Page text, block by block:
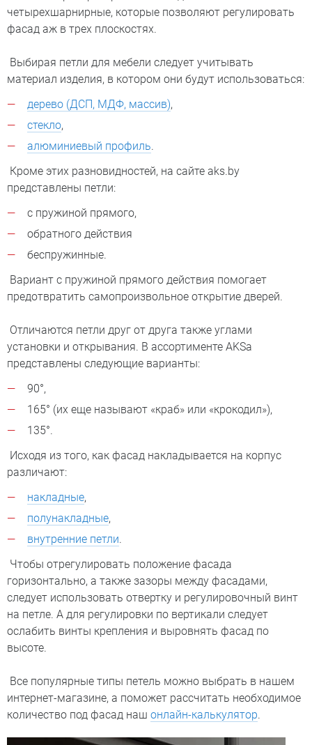
четырехшарнирные, которые позволяют регулировать
фасад аж в трех плоскостях.
Выбирая петли для мебели следует учитывать
материал изделия, в котором они будут использоваться:
дерево (ДСП, МДФ, массив),
стекло,
алюминиевый профиль.
Кроме этих разновидностей, на сайте aks.by
представлены петли:
с пружиной прямого,
обратного действия
беспружинные.
Вариант с пружиной прямого действия помогает
предотвратить самопроизвольное открытие дверей.
Отличаются петли друг от друга также углами
установки и открывания. В ассортименте AKSа
представлены следующие варианты:
90°,
165° (их еще называют «краб» или «крокодил»),
135°.
Исходя из того, как фасад накладывается на корпус
различают:
накладные,
полунакладные,
внутренние петли.
Чтобы отрегулировать положение фасада
горизонтально, а также зазоры между фасадами,
следует использовать отвертку и регулировочный винт
на петле. А для регулировки по вертикали следует
ослабить винты крепления и выровнять фасад по
высоте.
Все популярные типы петель можно выбрать в нашем
интернет-магазине, а поможет рассчитать необходимое
количество под фасад наш онлайн-калькулятор.